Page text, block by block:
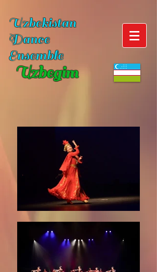
Uzbekistan
Dance
Ensemble
Uzbegim